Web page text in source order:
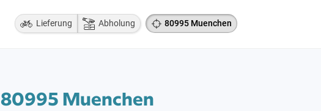
Lieferung Abholung 80995 Muenchen
Muenchen